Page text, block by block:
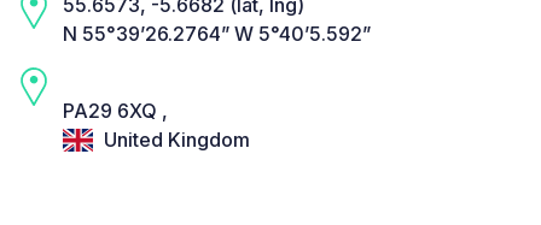
55.6573, -5.6682 (lat, lng)
N 55°39’26.2764” W 5°40’5.592”
PA29 6XQ ,
United Kingdom